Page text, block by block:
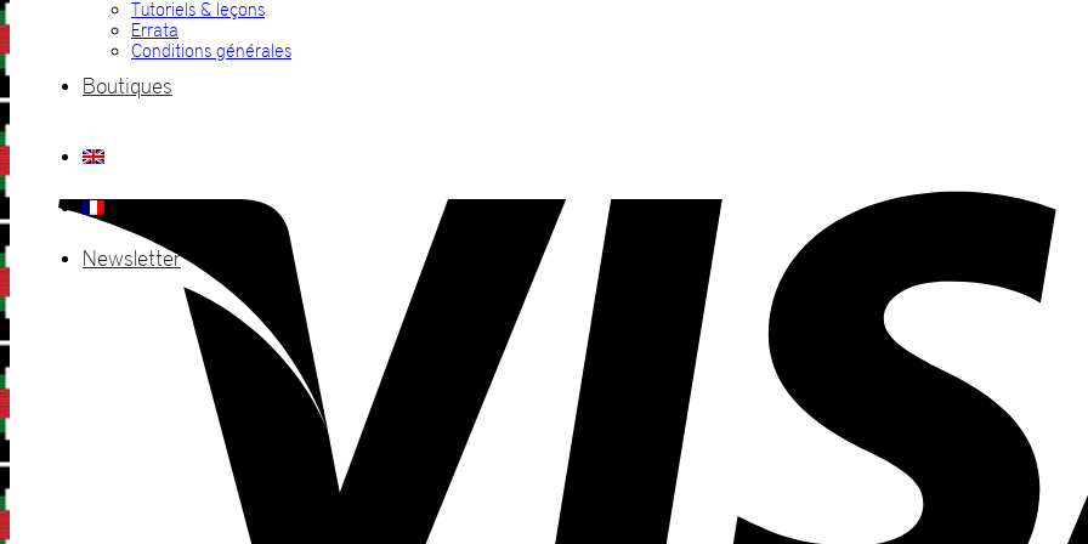
Tutoriels & leçons
Errata
Conditions générales
Boutiques
Newsletter